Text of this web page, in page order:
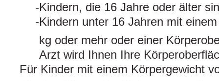
Kindern, die 16 Jahre oder älter
Kindern unter 16 Jahren mit
kg oder mehr oder einer
Arzt wird Ihnen Ihre
Für Kinder mit einem Körpergewicht